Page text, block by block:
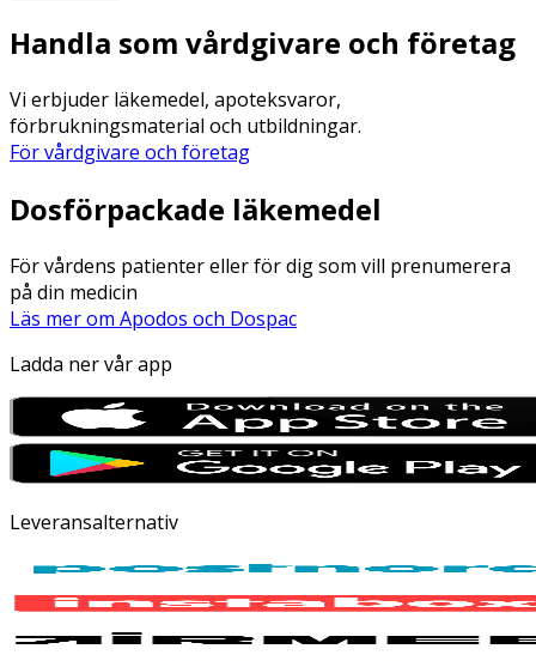
Handla som vårdgivare och företag
Vi erbjuder läkemedel, apoteksvaror,
förbrukningsmaterial och utbildningar.
För vårdgivare och företag
Dosförpackade läkemedel
För vårdens patienter eller för dig som vill prenumerera
på din medicin
Läs mer om Apodos och Dospac
Ladda ner vår app
Leveransalternativ